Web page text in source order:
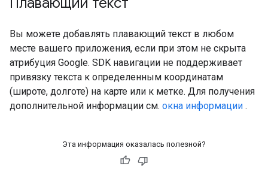
Вы можете добавлять плавающий текст в любом
месте вашего приложения, если при этом не скрыта
атрибуция Google. SDK навигации не поддерживает
привязку текста к определенным координатам
(широте, долготе) на карте или к метке. Для получения
дополнительной информации см. окна информации .
Эта информация оказалась полезной?